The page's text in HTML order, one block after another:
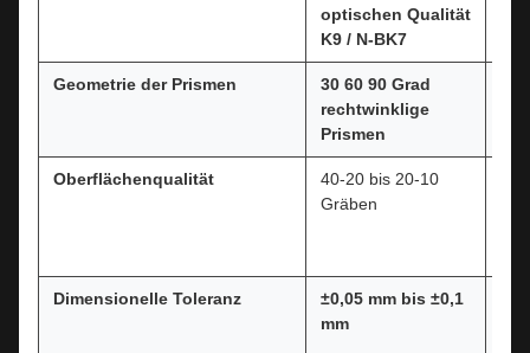
optischen Qualität
K9 / N-BK7
Geometrie der Prismen
30 60 90 Grad
rechtwinklige
Prismen
Oberflächenqualität
40-20 bis 20-10
Gräben
Dimensionelle Toleranz
±0,05 mm bis ±0,1
mm